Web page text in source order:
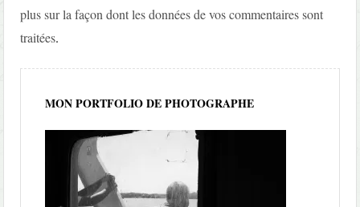
plus sur la façon dont les données de vos commentaires sont
traitées.
MON PORTFOLIO DE PHOTOGRAPHE